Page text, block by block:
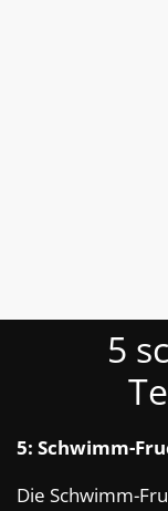
5
5: Schwimm-
Die Schwimm-